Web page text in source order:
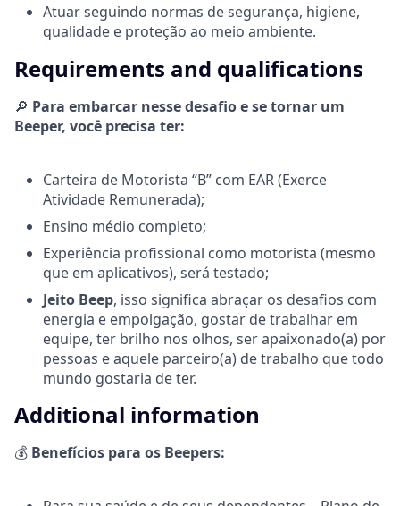
Atuar seguindo normas de segurança, higiene,
qualidade e proteção ao meio ambiente.
Requirements and qualifications
🔎 Para embarcar nesse desafio e se tornar um
Beeper, você precisa ter:
Carteira de Motorista “B” com EAR (Exerce
Atividade Remunerada);
Ensino médio completo;
Experiência profissional como motorista (mesmo
que em aplicativos), será testado;
Jeito Beep, isso significa abraçar os desafios com
energia e empolgação, gostar de trabalhar em
equipe, ter brilho nos olhos, ser apaixonado(a) por
pessoas e aquele parceiro(a) de trabalho que todo
mundo gostaria de ter.
Additional information
💰 Benefícios para os Beepers: